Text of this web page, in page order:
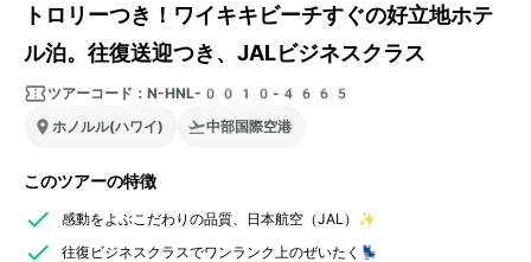
トロリーつき！ワイキキビーチすぐの好立地ホテ
ル泊。往復送迎つき、JALビジネスクラス
ツアーコード： N-HNL-0010-4665
ホノルル(ハワイ)
中部国際空港
このツアーの特徴
感動をよぶこだわりの品質、日本航空（JAL）✨
往復ビジネスクラスでワンランク上のぜいたく💺